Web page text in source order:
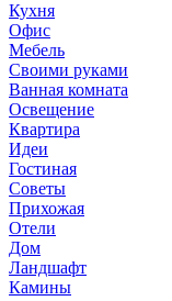
Кухня
Офис
Мебель
Своими руками
Ванная комната
Освещение
Квартира
Идеи
Гостиная
Советы
Прихожая
Отели
Дом
Ландшафт
Камины